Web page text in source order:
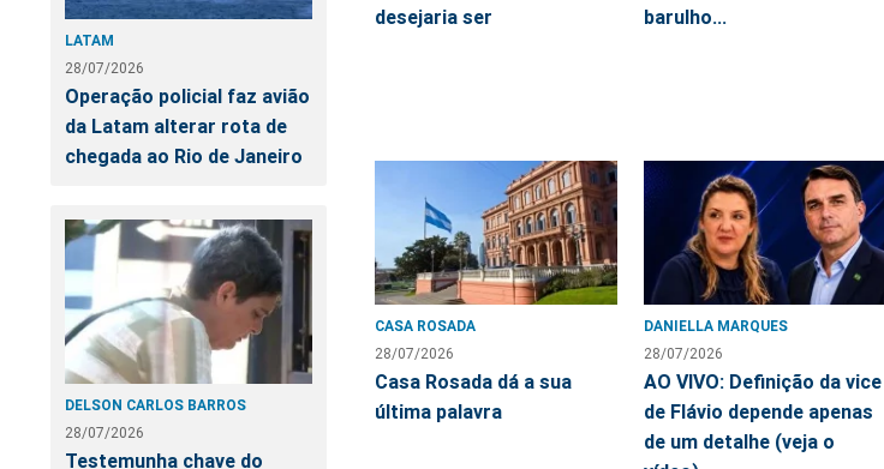
LATAM
28/07/2026
Operação policial faz avião
da Latam alterar rota de
chegada ao Rio de Janeiro
DELSON CARLOS BARROS
28/07/2026
Testemunha chave do
desejaria ser
barulho...
CASA ROSADA
28/07/2026
Casa Rosada dá a sua
última palavra
DANIELLA MARQUES
28/07/2026
AO VIVO: Definição da vice
de Flávio depende apenas
de um detalhe (veja o